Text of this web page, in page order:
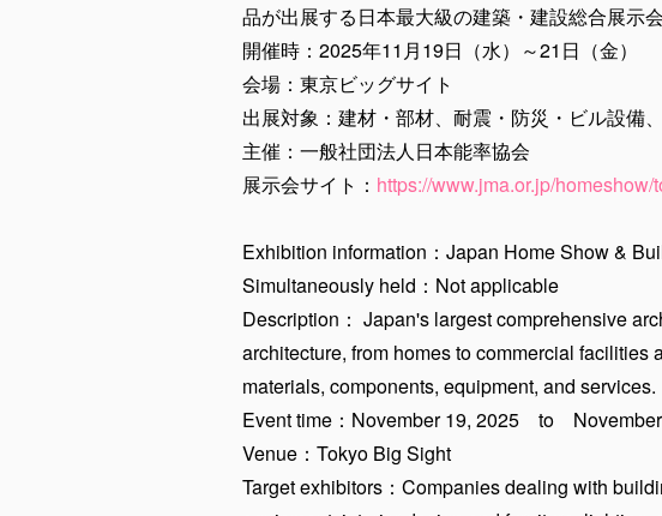
品が出展する日本最大級の建築・建設総合展示会
開催時：2025年11月19日（水）～21日（金）
会場：東京ビッグサイト
出展対象：建材・部材、耐震・防災・ビル設備
主催：一般社団法人日本能率協会
展示会サイト： https://www.jma.or.jp/homeshow/
Exhibition information：Japan Home Show &
Simultaneously held：Not applicable
Description： Japan's largest comprehensive
architecture, from homes to commercial
materials, components, equipment, and services.
Event time：November 19, 2025 to
Venue：Tokyo Big Sight
Target exhibitors：Companies dealing with